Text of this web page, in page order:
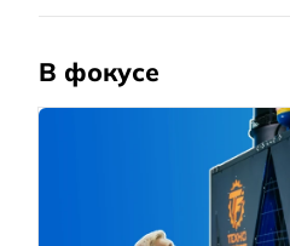
В фокусе